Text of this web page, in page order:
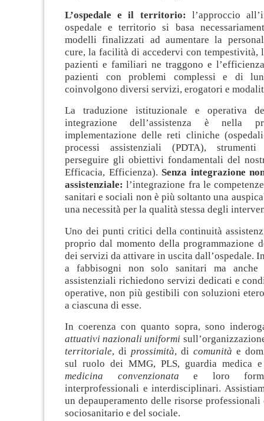
L’ospedale e il territorio: l’approccio
ospedale e territorio si basa
modelli finalizzati ad aumentare la
cure, la facilità di accedervi con tempestività,
pazienti e familiari ne traggono e
pazienti con problemi complessi e di
coinvolgono diversi servizi, erogatori e
La traduzione istituzionale e operativa
integrazione dell’assistenza è nella
implementazione delle reti cliniche
processi assistenziali (PDTA), strumenti
perseguire gli obiettivi fondamentali del
Efficacia, Efficienza). Senza integrazione
assistenziale:l’integrazione fra le
sanitari e sociali non è più soltanto una
una necessità per la qualità stessa degli
Uno dei punti critici della continuità
proprio dal momento della programmazione
dei servizi da attivare in uscita dall’ospedale.
a fabbisogni non solo sanitari ma anche
assistenziali richiedono servizi dedicati e
operative, non più gestibili con soluzioni
a ciascuna di esse.
In coerenza con quanto sopra, sono
attuativi nazionali uniformi
territoriale, di prossimità, di comunità e
sul ruolo dei MMG, PLS, guardia medica
medicina convenzionata e loro forme
interprofessionali e interdisciplinari.
un depauperamento delle risorse
sociosanitario e del sociale.